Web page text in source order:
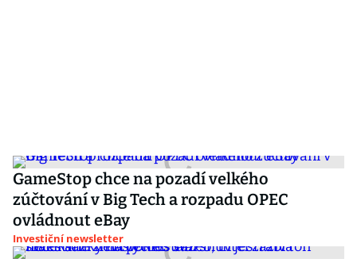
GameStop chce na pozadí velkého
zúčtování v Big Tech a rozpadu OPEC
ovládnout eBay
Investiční newsletter